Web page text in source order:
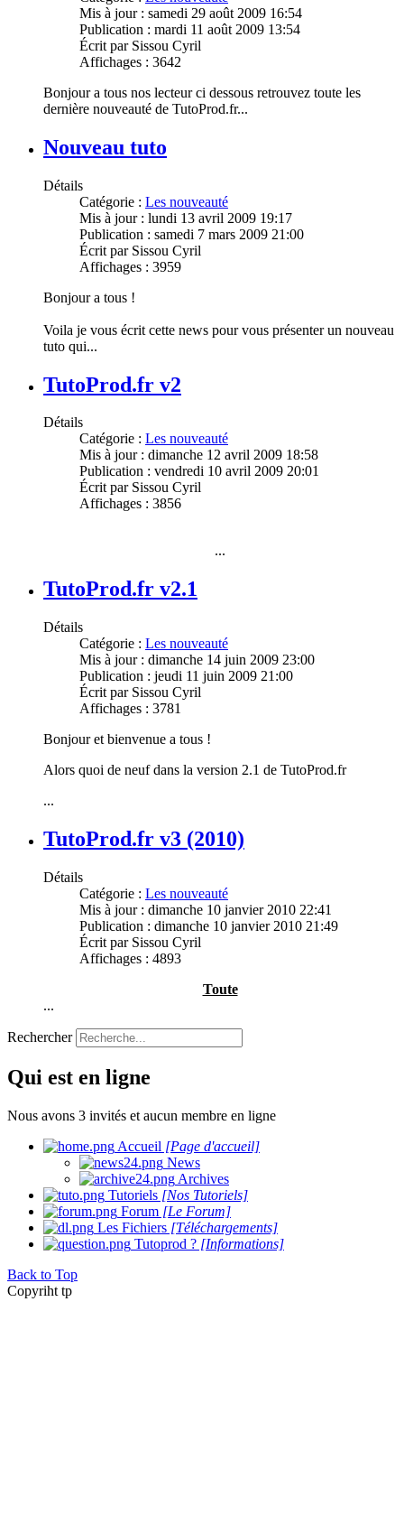
Mis à jour : samedi 29 août 2009 16:54
Publication : mardi 11 août 2009 13:54
Écrit par Sissou Cyril
Affichages : 3642
Bonjour a tous nos lecteur ci dessous retrouvez toute les
dernière nouveauté de TutoProd.fr...
Nouveau tuto
Détails
Catégorie : Les nouveauté
Mis à jour : lundi 13 avril 2009 19:17
Publication : samedi 7 mars 2009 21:00
Écrit par Sissou Cyril
Affichages : 3959
Bonjour a tous !
Voila je vous écrit cette news pour vous présenter un nouveau
tuto qui...
TutoProd.fr v2
Détails
Catégorie : Les nouveauté
Mis à jour : dimanche 12 avril 2009 18:58
Publication : vendredi 10 avril 2009 20:01
Écrit par Sissou Cyril
Affichages : 3856
...
TutoProd.fr v2.1
Détails
Catégorie : Les nouveauté
Mis à jour : dimanche 14 juin 2009 23:00
Publication : jeudi 11 juin 2009 21:00
Écrit par Sissou Cyril
Affichages : 3781
Bonjour et bienvenue a tous !
Alors quoi de neuf dans la version 2.1 de TutoProd.fr
...
TutoProd.fr v3 (2010)
Détails
Catégorie : Les nouveauté
Mis à jour : dimanche 10 janvier 2010 22:41
Publication : dimanche 10 janvier 2010 21:49
Écrit par Sissou Cyril
Affichages : 4893
Toute
...
Rechercher
Qui est en ligne
Nous avons 3 invités et aucun membre en ligne
Accueil [Page d'accueil]
News
Archives
Tutoriels [Nos Tutoriels]
Forum [Le Forum]
Les Fichiers [Téléchargements]
Tutoprod ? [Informations]
Back to Top
Copyriht tp